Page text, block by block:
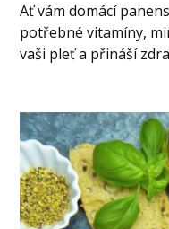
Ať vám domácí
potřebné vitamíny,
vaši pleť a přináší